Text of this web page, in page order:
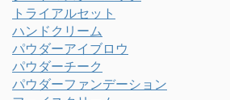
トライアルセット
ハンドクリーム
パウダーアイブロウ
パウダーチーク
パウダーファンデーション